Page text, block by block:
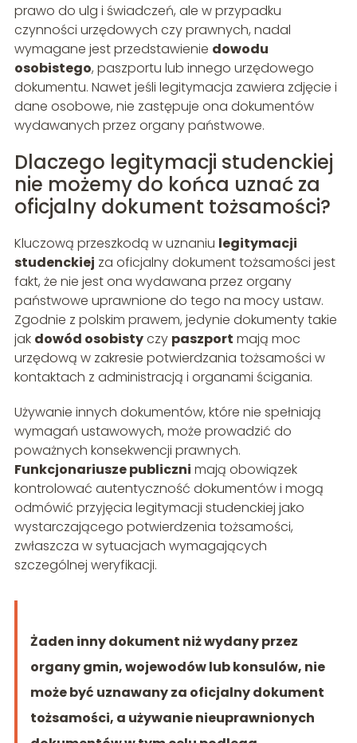
prawo do ulg i świadczeń, ale w przypadku
czynności urzędowych czy prawnych, nadal
wymagane jest przedstawienie dowodu
osobistego, paszportu lub innego urzędowego
dokumentu. Nawet jeśli legitymacja zawiera zdjęcie i
dane osobowe, nie zastępuje ona dokumentów
wydawanych przez organy państwowe.
Dlaczego legitymacji studenckiej
nie możemy do końca uznać za
oficjalny dokument tożsamości?
Kluczową przeszkodą w uznaniu legitymacji
studenckiej za oficjalny dokument tożsamości jest
fakt, że nie jest ona wydawana przez organy
państwowe uprawnione do tego na mocy ustaw.
Zgodnie z polskim prawem, jedynie dokumenty takie
jak dowód osobistyczy paszport mają moc
urzędową w zakresie potwierdzania tożsamości w
kontaktach z administracją i organami ścigania.
Używanie innych dokumentów, które nie spełniają
wymagań ustawowych, może prowadzić do
poważnych konsekwencji prawnych.
Funkcjonariusze publiczni mają obowiązek
kontrolować autentyczność dokumentów i mogą
odmówić przyjęcia legitymacji studenckiej jako
wystarczającego potwierdzenia tożsamości,
zwłaszcza w sytuacjach wymagających
szczególnej weryfikacji.
Żaden inny dokument niż wydany przez
organy gmin, wojewodów lub konsulów, nie
może być uznawany za oficjalny dokument
tożsamości, a używanie nieuprawnionych